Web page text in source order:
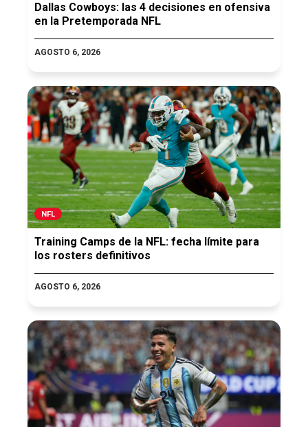
Dallas Cowboys: las 4 decisiones en ofensiva
en la Pretemporada NFL
AGOSTO 6, 2026
NFL
Training Camps de la NFL: fecha límite para
los rosters definitivos
AGOSTO 6, 2026